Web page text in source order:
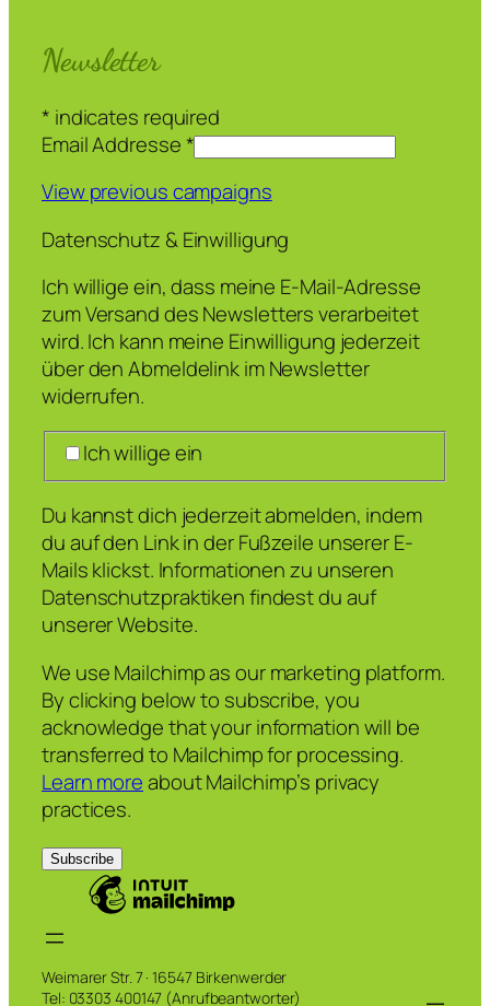
Newsletter
* indicates required
Email Addresse*
View previous campaigns
Datenschutz & Einwilligung
Ich willige ein, dass meine E-Mail-Adresse
zum Versand des Newsletters verarbeitet
wird. Ich kann meine Einwilligung jederzeit
über den Abmeldelink im Newsletter
widerrufen.
Ich willige ein
Du kannst dich jederzeit abmelden, indem
du auf den Link in der Fußzeile unserer E-
Mails klickst. Informationen zu unseren
Datenschutzpraktiken findest du auf
unserer Website.
We use Mailchimp as our marketing platform.
By clicking below to subscribe, you
acknowledge that your information will be
transferred to Mailchimp for processing.
Learn moreabout Mailchimp’s privacy
practices.
Weimarer Str. 7 · 16547 Birkenwerder
Tel: 03303 400147 (Anrufbeantworter)